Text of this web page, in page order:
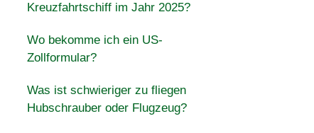
Kreuzfahrtschiff im Jahr 2025?
Wo bekomme ich ein US-
Zollformular?
Was ist schwieriger zu fliegen
Hubschrauber oder Flugzeug?